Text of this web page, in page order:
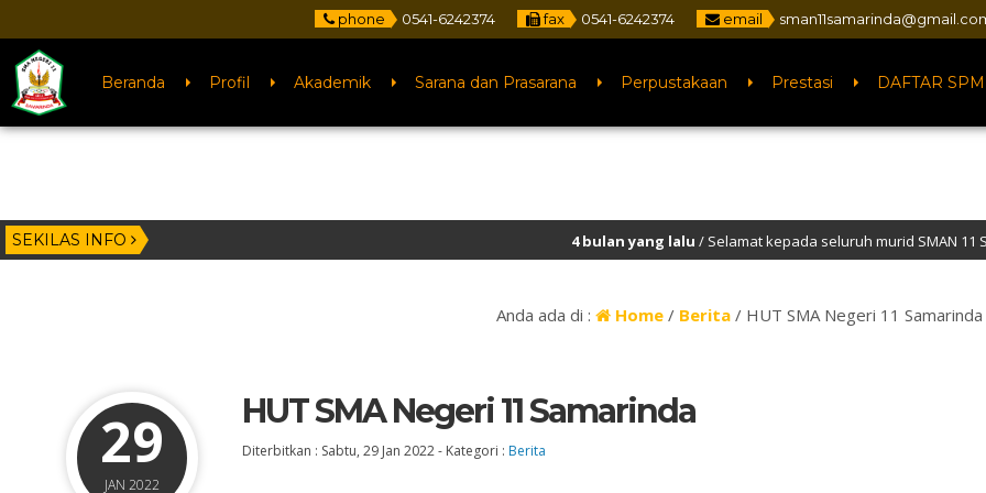
phone 0541-6242374 fax 0541-6242374 email
Beranda Profil Akademik Sarana dan Prasarana Perpustakaan Prestasi DAFTAR
SEKILAS INFO 4 bulan yang lalu/ Selamat kepada seluruh murid SMAN 11 Samarinda yang
Anda ada di : Home / Berita / HUT SMA Negeri 11 Samarinda
29
JAN 2022
HUT SMA Negeri 11 Samarinda
Diterbitkan : Sabtu, 29 Jan 2022- Kategori : Berita